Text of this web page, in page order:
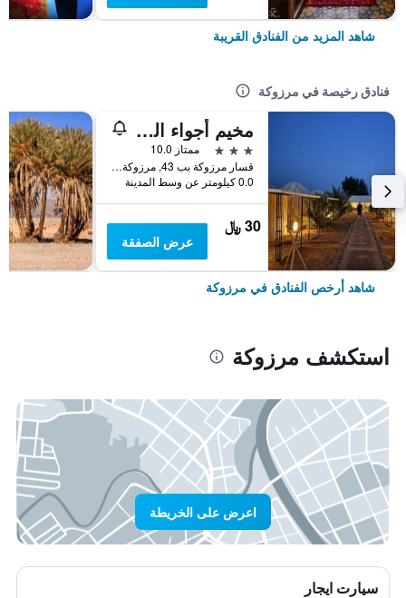
شاهد المزيد من الفنادق القريبة
فنادق رخيصة في مرزوكة
مخيم أجواء الصحاري الفاخر
3 نجوم
ممتاز 10.0
قسار مرزوكة بب 43, مرزوكة, المغرب
0.0 كيلومتر عن وسط المدينة
30 ﷼
عرض الصفقة
شاهد أرخص الفنادق في مرزوكة
استكشف مرزوكة
اعرض على الخريطة
سيارت ايجار